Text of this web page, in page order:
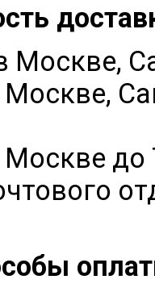
Москве,
Москве до